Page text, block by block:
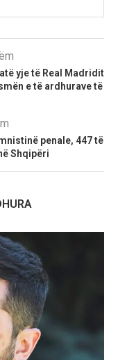
yje të Real Madridit
e të ardhurave të
penale, 447 të
Shqipëri